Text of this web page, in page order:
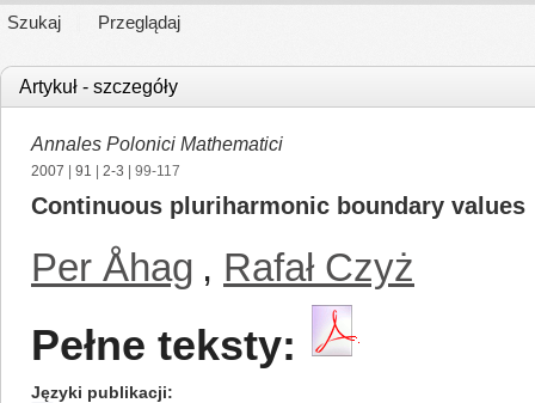
Szukaj Przeglądaj
Artykuł - szczegóły
Annales Polonici Mathematici
2007 91 2-3 | 99-117
Continuous pluriharmonic boundary values
Per Åhag , Rafał Czyż
Pełne teksty:
Języki publikacji